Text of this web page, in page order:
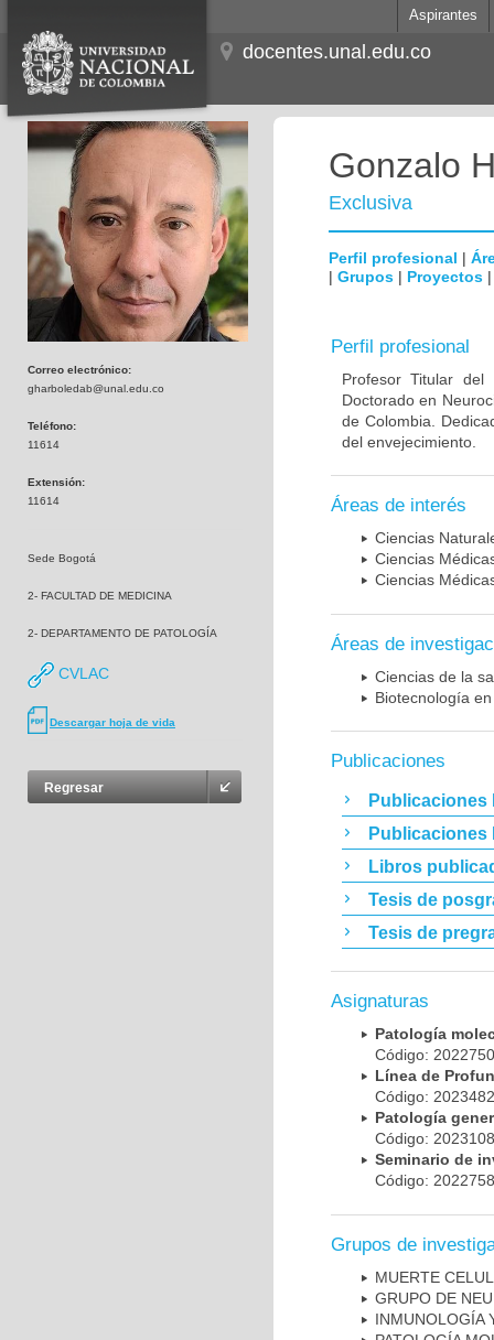
Aspirantes
docentes.unal.edu.co
Correo electrónico:
gharboledab@unal.edu.co
Teléfono:
11614
Extensión:
11614
Sede Bogotá
2- FACULTAD DE MEDICINA
2- DEPARTAMENTO DE PATOLOGÍA
CVLAC
Descargar hoja de vida
Regresar
Gonzalo
Exclusiva
Perfil profesional |
| Grupos | Proyectos
Perfil profesional
Profesor Titular
Doctorado en
de Colombia.
del envejecimiento.
Áreas de interés
Ciencias
Ciencias
Ciencias
Áreas de
Ciencias de la
Biotecnología
Publicaciones
Publicaciones
Publicaciones
Libros
Tesis de
Tesis de
Asignaturas
Patología
Código:
Línea de
Código:
Patología
Código:
Seminario de
Código:
Grupos de
MUERTE
GRUPO DE
INMUNOLOGÍA